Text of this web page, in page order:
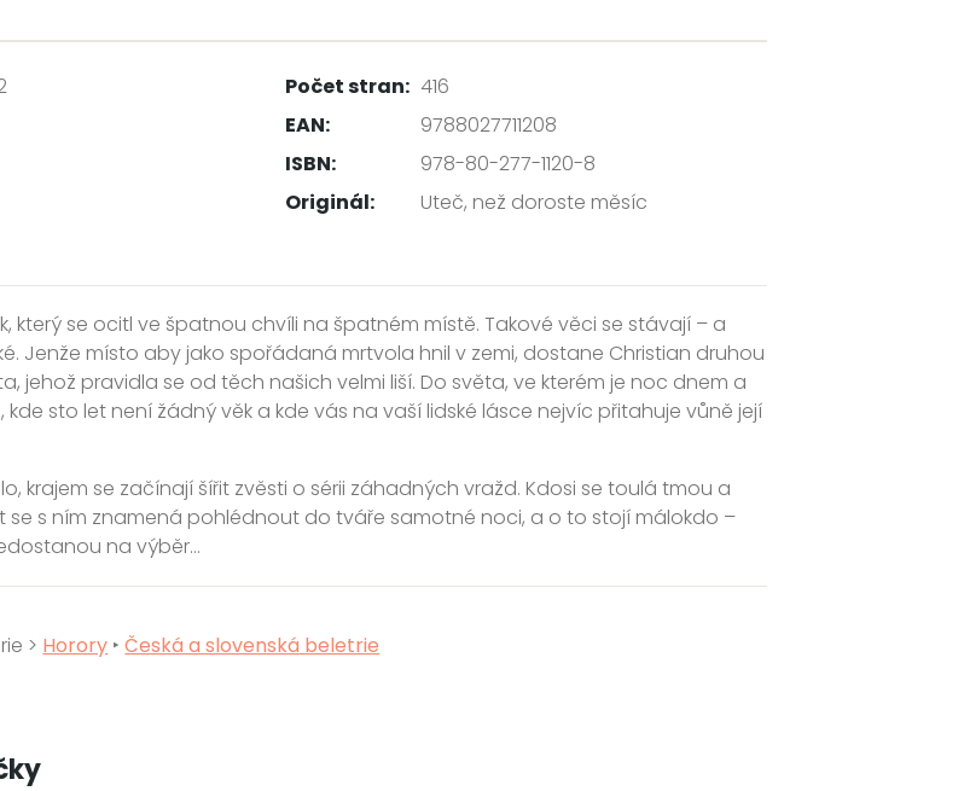
Počet stran: 416
EAN:
9788027711208
ISBN:
978-80-277-1120-8
Originál:
Uteč, než doroste měsíc
který se ocitl ve špatnou chvíli na špatném místě. Takové věci se stávají – a
Jenže místo aby jako spořádaná mrtvola hnil v zemi, dostane Christian druhou
jehož pravidla se od těch našich velmi liší. Do světa, ve kterém je noc dnem a
sto let není žádný věk a kde vás na vaší lidské lásce nejvíc přitahuje vůně její
krajem se začínají šířit zvěsti o sérii záhadných vražd. Kdosi se toulá tmou a
se s ním znamená pohlédnout do tváře samotné noci, a o to stojí málokdo –
na výběr…
> Horory ‣Česká a slovenská beletrie